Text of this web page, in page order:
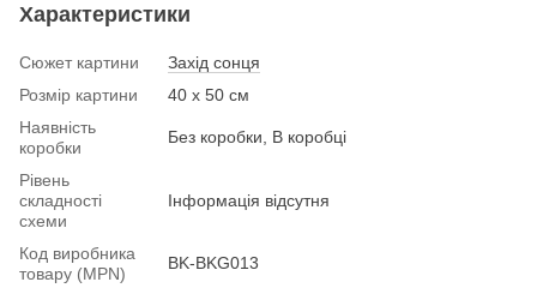
Характеристики
Сюжет картини
Захід сонця
Розмір картини
40 х 50 см
Наявність
коробки
Без коробки, В коробці
Рівень
складності
схеми
Інформація відсутня
Код виробника
товару (MPN)
BK-BKG013